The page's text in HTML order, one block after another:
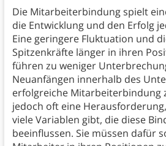
Die Mitarbeiterbindung spielt
die Entwicklung und den Erfolg
Eine geringere Fluktuation und
Spitzenkräfte länger in ihren
führen zu weniger
Neuanfängen innerhalb des
erfolgreiche Mitarbeiterbindung
jedoch oft eine
viele Variablen gibt, die diese
beeinflussen. Sie müssen dafür